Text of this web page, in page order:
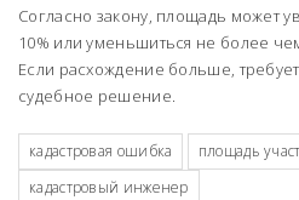
Согласно закону, площадь может
10% или уменьшиться не более
Если расхождение больше,
судебное решение.
кадастровая ошибка площадь
кадастровый инженер